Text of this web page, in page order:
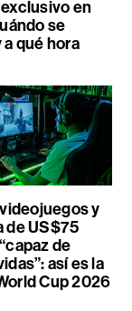
en
se
qué hora
y
de US$75
de
así es la
Cup 2026